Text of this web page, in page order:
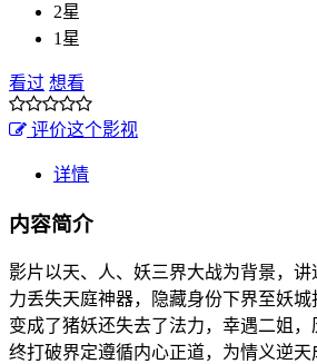
2星
1星
看过 想看
评价这个影视
详情
内容简介
影片以天、人、妖三界大战为背景，
力丢失天庭神器，隐藏身份下界至妖
变成了猪妖还失去了法力，幸遇二姐
终打破界定遵循内心正道，为情义逆天